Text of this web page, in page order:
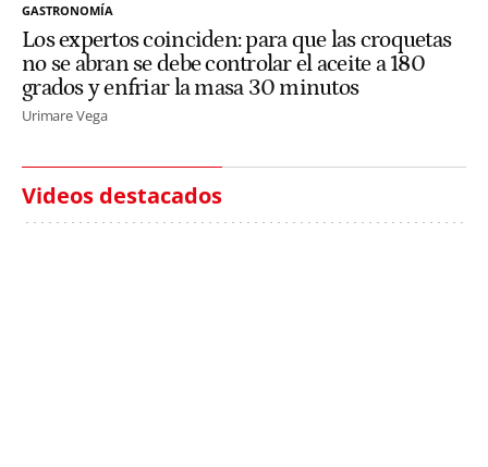
GASTRONOMÍA
Los expertos coinciden: para que las croquetas
no se abran se debe controlar el aceite a 180
grados y enfriar la masa 30 minutos
Urimare Vega
Videos destacados